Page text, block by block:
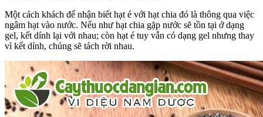
Một cách khách để nhận biết hạt é với hạt chia đó là thông qua việc
ngâm hạt vào nước. Nếu như hạt chia gặp nước sẽ tồn tại ở dạng
gel, kết dính lại với nhau; còn hạt é tuy vẫn có dạng gel nhưng thay
vì kết dính, chúng sẽ tách rời nhau.